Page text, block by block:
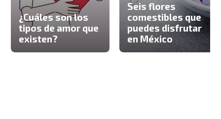
¿Cuáles son los
tipos de amor que
existen?
Seis flores
comestibles que
puedes disfrutar
en México